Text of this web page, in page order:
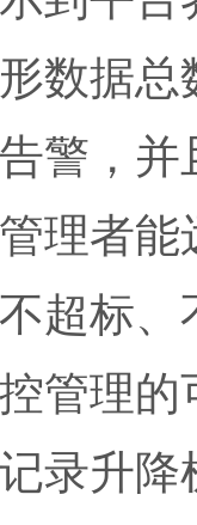
据总
警，
理者
超标
理的
录升